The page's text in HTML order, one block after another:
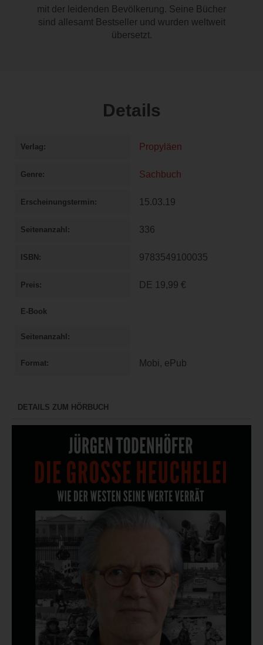
mit der leidenden Bevölkerung. Seine Bücher
sind allesamt Bestseller und wurden weltweit
übersetzt.
Details
Verlag Propyläen
Genre Sachbuch
Erscheinungstermin 15.03.19
Seitenanzahl 336
ISBN 9783549100035
Preis DE 19,99 €
E-Book
Seitenanzahl
Format Mobi, ePub
DETAILS ZUM HÖRBUCH